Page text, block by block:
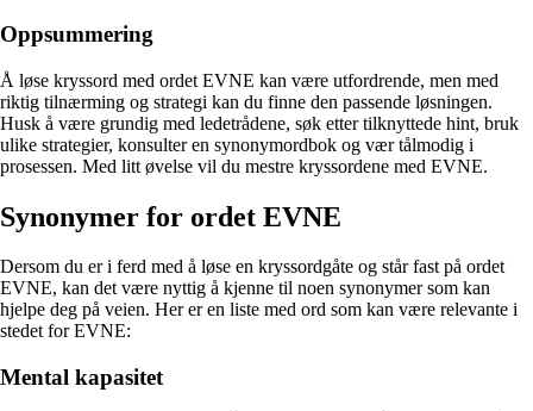
Oppsummering
Å løse kryssord med ordet EVNE kan være utfordrende, men med
riktig tilnærming og strategi kan du finne den passende løsningen.
Husk å være grundig med ledetrådene, søk etter tilknyttede hint, bruk
ulike strategier, konsulter en synonymordbok og vær tålmodig i
prosessen. Med litt øvelse vil du mestre kryssordene med EVNE.
Synonymer for ordet EVNE
Dersom du er i ferd med å løse en kryssordgåte og står fast på ordet
EVNE, kan det være nyttig å kjenne til noen synonymer som kan
hjelpe deg på veien. Her er en liste med ord som kan være relevante i
stedet for EVNE:
Mental kapasitet